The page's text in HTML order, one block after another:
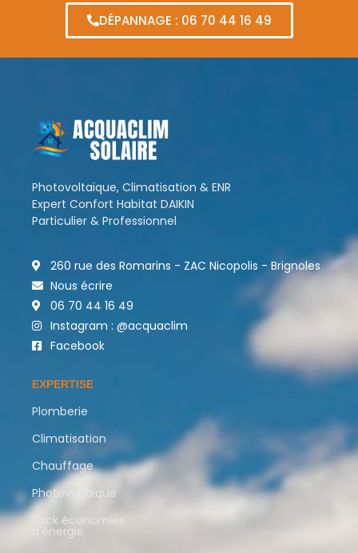
DÉPANNAGE : 06 70 44 16 49
Photovoltaïque, Climatisation & ENR
Expert Confort Habitat DAIKIN
Particulier & Professionnel
260 rue des Romarins - ZAC Nicopolis - Brignoles
Nous écrire
06 70 44 16 49
Instagram : @acquaclim
Facebook
EXPERTISE
Plomberie
Climatisation
Chauffage
Photovoltaïque
Pack économies
d'énergie